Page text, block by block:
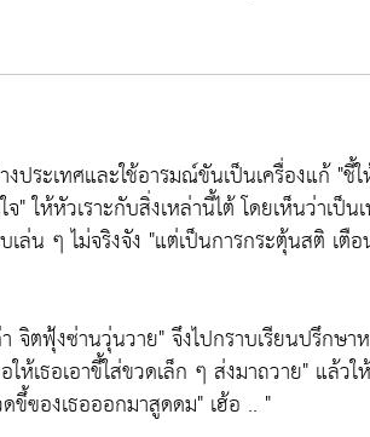
ประเทศและใช้อารมณ์ขันเป็นเครื่องแก้"ชี้ใ
"ให้หัวเราะกับสิ่งเหล่านี้ไต้ โดยเห็นว่าเป็
ล่น ๆ ไม่จริงจัง "แต่เป็นการกระตุ้นสติ เตื
จิตฟุ้งซ่านวุ่นวาย"จึงไปกราบเรียนปรึกษ
ห้เธอเอาขึ้ใส่ขวดเล็ก ๆ ส่งมาถวาย" แล้วใ
ขึ้ฃองเธอออกมาสูดดม" เฮ้อ .. "